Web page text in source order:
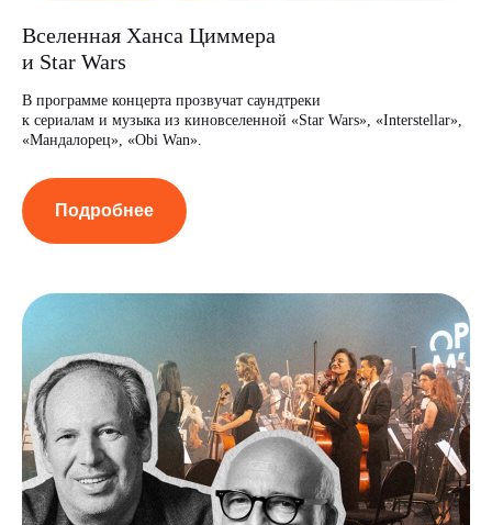
Вселенная Ханса Циммера
и Star Wars
В программе концерта прозвучат саундтреки
к сериалам и музыка из киновселенной «Star Wars», «Interstellar»,
«Мандалорец», «Obi Wan».
Подробнее